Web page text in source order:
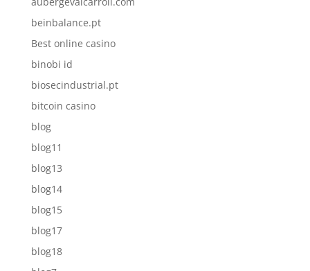
beinbalance.pt
Best online casino
binobi id
biosecindustrial.pt
bitcoin casino
blog
blog11
blog13
blog14
blog15
blog17
blog18